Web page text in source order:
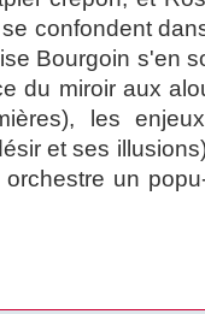
confondent
Bourgoin s'en
du miroir aux
les
et ses
un